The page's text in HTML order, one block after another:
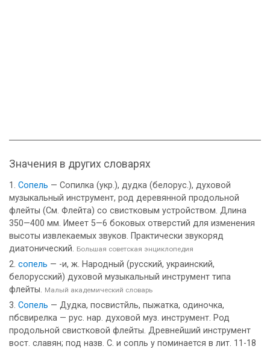
Значения в других словарях
Сопель — Сопилка (укр.), дудка (белорус.), духовой
музыкальный инструмент, род деревянной продольной
флейты (См. Флейта) со свистковым устройством. Длина
350—400 мм. Имеет 5—6 боковых отверстий для изменения
высоты извлекаемых звуков. Практически звукоряд
диатонический. Большая советская энциклопедия
сопель — -и, ж. Народный (русский, украинский,
белорусский) духовой музыкальный инструмент типа
флейты. Малый академический словарь
Сопель — Дудка, посвистйль, пыжатка, одиночка,
пбсвирелка — рус. нар. духовой муз. инструмент. Род
продольной свистковой флейты. Древнейший инструмент
вост. славян; под назв. С. и сопль у поминается в лит. 11-18